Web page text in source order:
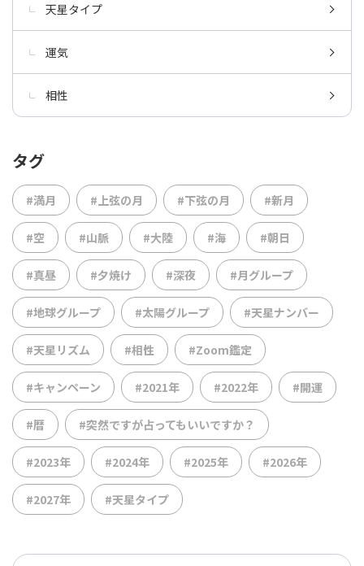
天星タイプ
運気
相性
タグ
#満月 #上弦の月 #下弦の月 #新月
#空 #山脈 #大陸 #海 #朝日
#真昼 #夕焼け #深夜 #月グループ
#地球グループ #太陽グループ #天星ナンバー
#天星リズム #相性 #Zoom鑑定
#キャンペーン #2021年 #2022年 #開運
#暦 #突然ですが占ってもいいですか？
#2023年 #2024年 #2025年 #2026年
#2027年 #天星タイプ